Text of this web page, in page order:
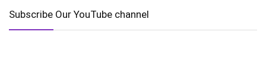
Subscribe Our YouTube channel